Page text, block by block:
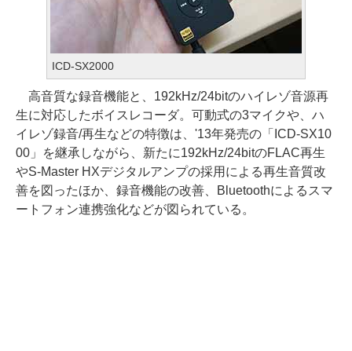
ICD-SX2000
高音質な録音機能と、192kHz/24bitのハイレゾ音源再
生に対応したボイスレコーダ。可動式の3マイクや、ハ
イレゾ録音/再生などの特徴は、'13年発売の「ICD-SX10
00」を継承しながら、新たに192kHz/24bitのFLAC再生
やS-Master HXデジタルアンプの採用による再生音質改
善を図ったほか、録音機能の改善、Bluetoothによるスマ
ートフォン連携強化などが図られている。